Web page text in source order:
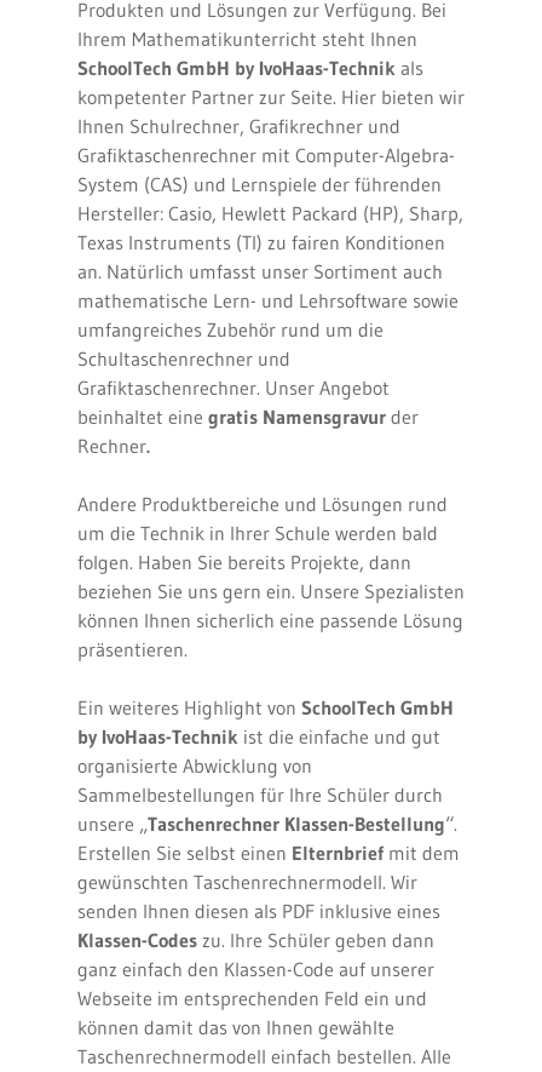
Produkten und Lösungen zur Verfügung. Bei
Ihrem Mathematikunterricht steht Ihnen
SchoolTech GmbH by IvoHaas-Technik als
kompetenter Partner zur Seite. Hier bieten wir
Ihnen Schulrechner, Grafikrechner und
Grafiktaschenrechner mit Computer-Algebra-
System (CAS) und Lernspiele der führenden
Hersteller: Casio, Hewlett Packard (HP), Sharp,
Texas Instruments (TI) zu fairen Konditionen
an. Natürlich umfasst unser Sortiment auch
mathematische Lern- und Lehrsoftware sowie
umfangreiches Zubehör rund um die
Schultaschenrechner und
Grafiktaschenrechner. Unser Angebot
beinhaltet eine gratis Namensgravur der
Rechner.
Andere Produktbereiche und Lösungen rund
um die Technik in Ihrer Schule werden bald
folgen. Haben Sie bereits Projekte, dann
beziehen Sie uns gern ein. Unsere Spezialisten
können Ihnen sicherlich eine passende Lösung
präsentieren.
Ein weiteres Highlight von SchoolTech GmbH
by IvoHaas-Technik ist die einfache und gut
organisierte Abwicklung von
Sammelbestellungen für Ihre Schüler durch
unsere „Taschenrechner Klassen-Bestellung“.
Erstellen Sie selbst einen Elternbrief mit dem
gewünschten Taschenrechnermodell. Wir
senden Ihnen diesen als PDF inklusive eines
Klassen-Codes zu. Ihre Schüler geben dann
ganz einfach den Klassen-Code auf unserer
Webseite im entsprechenden Feld ein und
können damit das von Ihnen gewählte
Taschenrechnermodell einfach bestellen. Alle